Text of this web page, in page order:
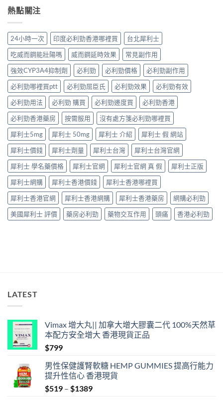
的
正
用
法〉
中
用
效
全
指
南，
香
港
男
性
必
讀〉
中
較：
適
合
「長
期
管
理」？〉
中
自
獨
同
老
婆
唔
硬
——
呢
類
ED
唔
係
「壞
咗」，
係
心
因
型〉
中
士、
必
勁
「治
標」
定
「治
本」？
長
食
有
咩
後
果
要
知！〉
中
熱點關注
24小時一次 印度必利勁香港哪裡買
台北犀利士
吃威而鋼能壯陽嗎
威而鋼延時效果
常見副作用
強效CYP3A4抑制劑
必利勁 必利勁價格
必利勁副作用
必利勁哪裡買ptt
必利勁屈臣氏 必利勁效果
必利勁有效
必利勁用法
必利勁 購買 必利勁邊度買
必利勁香港
必利勁香港藥房
按需服用
沒有處方箋必利勁哪裡買
犀利士5mg
犀利士 50mg 犀利士 介紹
犀利士 假 網站
犀利士價錢
犀利士劑量 犀利士台灣
犀利士台灣官網
犀利士 學名藥價格
犀利士官網 犀利士官網 真 假
犀利士正版
犀利士網購
犀利士香港價錢
犀利士香港哪裡買
犀利士香港官網
犀利士香港網購 犀利士香港藥房
網購必利勁
美國犀利士 評價
藥房必利勁 藥物交互作用 頭痛 香港必利勁
LATEST
Vimax 增大丸|| 加拿大增大膠囊二代 100%天然草
本配方安全增大 香港現貨正品
$799
男性保健護腎軟糖 HEMP GUMMIES 提高行能力
提升性信心 香港現貨
$519 – $1389Price